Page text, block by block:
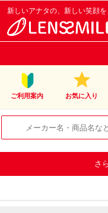
新しいアナタの、新しい笑顔を
ご利用案内 お気に入り
さ